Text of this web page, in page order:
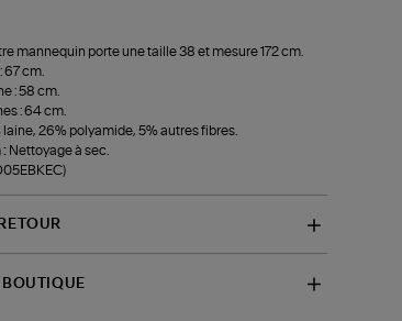
mannequin porte une taille 38 et mesure 172 cm.
67 cm.
: 58 cm.
: 64 cm.
26% polyamide, 5% autres fibres.
: Nettoyage à sec.